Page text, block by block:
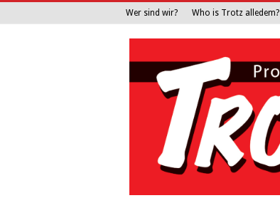
Wer sind wir? Who is Trotz alledem?